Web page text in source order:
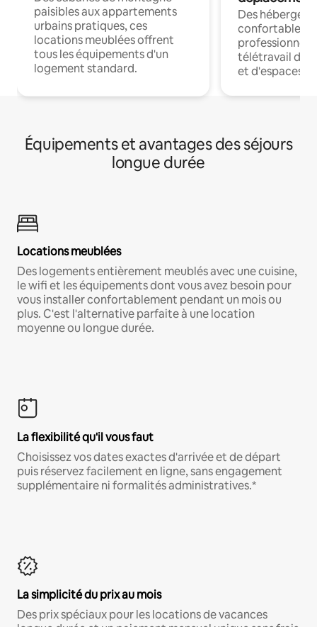
paisibles aux appartements
urbains pratiques, ces
locations meublées offrent
tous les équipements d'un
logement standard.
Des
confortables
professionnels
télétravail
et d'espaces
Équipements et avantages des séjours
longue durée
Locations meublées
Des logements entièrement meublés avec une cuisine,
le wifi et les équipements dont vous avez besoin pour
vous installer confortablement pendant un mois ou
plus. C'est l'alternative parfaite à une location
moyenne ou longue durée.
La flexibilité qu'il vous faut
Choisissez vos dates exactes d'arrivée et de départ
puis réservez facilement en ligne, sans engagement
supplémentaire ni formalités administratives.*
La simplicité du prix au mois
Des prix spéciaux pour les locations de vacances